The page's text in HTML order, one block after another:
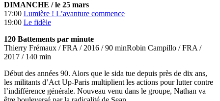
DIMANCHE / le 25 mars
17:00 Lumière ! L’avanture commence
19:00 Le fidèle
120 Battements par minute
Thierry Frémaux / FRA / 2016 / 90 minRobin Campillo / FRA /
2017 / 140 min
Début des années 90. Alors que le sida tue depuis près de dix ans,
les militants d’Act Up-Paris multiplient les actions pour lutter contre
l’indifférence générale. Nouveau venu dans le groupe, Nathan va